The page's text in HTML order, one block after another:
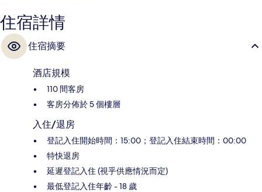
住宿詳情
住宿摘要
酒店規模
110 間客房
客房分佈於 5 個樓層
入住/退房
登記入住開始時間：15:00；登記入住結束時間：00:00
特快退房
延遲登記入住 (視乎供應情況而定)
最低登記入住年齡 - 18 歲